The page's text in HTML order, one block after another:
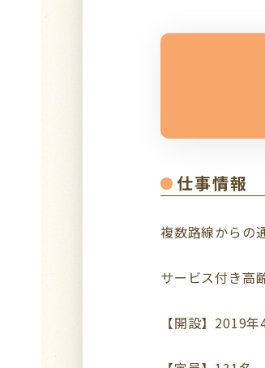
仕事情報
複数路線からの
サービス付き高
【開設】2019年